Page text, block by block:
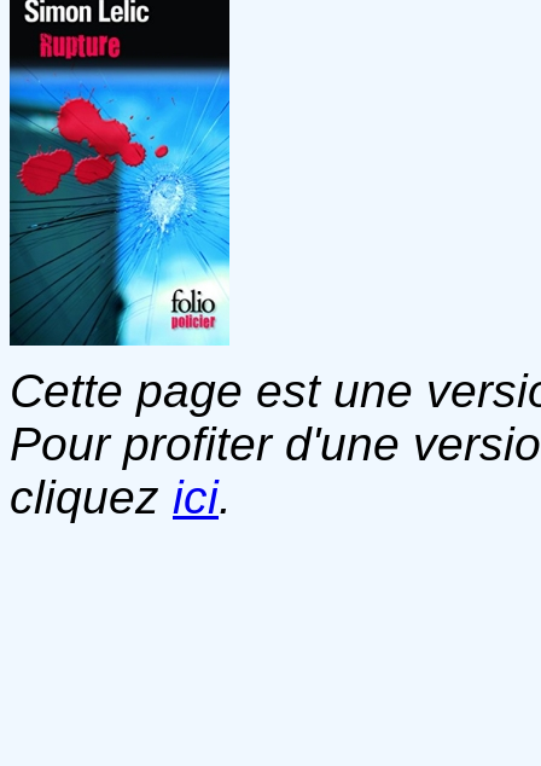
Cette page est une
Pour profiter d'une
cliquez ici.